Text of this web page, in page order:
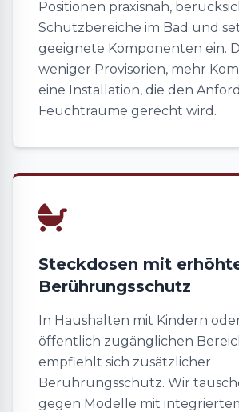
Positionen praxisnah,
Schutzbereiche im Bad und
geeignete Komponenten ein.
weniger Provisorien, mehr
eine Installation, die den
Feuchträume gerecht wird.
Steckdosen mit
Berührungsschutz
In Haushalten mit Kindern
öffentlich zugänglichen
empfiehlt sich zusätzlicher
Berührungsschutz. Wir
gegen Modelle mit